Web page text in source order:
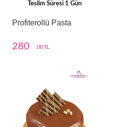
Teslim Süresi 1 Gün
Profiterollü Pasta
280 ,00 TL